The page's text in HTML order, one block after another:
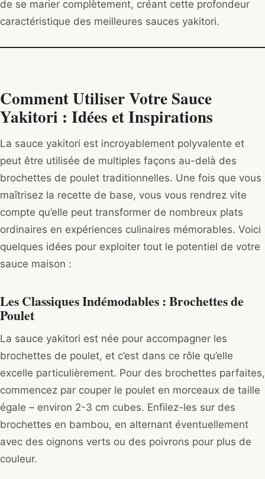
de se marier complètement, créant cette profondeur
caractéristique des meilleures sauces yakitori.
Comment Utiliser Votre Sauce
Yakitori : Idées et Inspirations
La sauce yakitori est incroyablement polyvalente et
peut être utilisée de multiples façons au-delà des
brochettes de poulet traditionnelles. Une fois que vous
maîtrisez la recette de base, vous vous rendrez vite
compte qu’elle peut transformer de nombreux plats
ordinaires en expériences culinaires mémorables. Voici
quelques idées pour exploiter tout le potentiel de votre
sauce maison :
Les Classiques Indémodables : Brochettes de
Poulet
La sauce yakitori est née pour accompagner les
brochettes de poulet, et c’est dans ce rôle qu’elle
excelle particulièrement. Pour des brochettes parfaites,
commencez par couper le poulet en morceaux de taille
égale – environ 2-3 cm cubes. Enfilez-les sur des
brochettes en bambou, en alternant éventuellement
avec des oignons verts ou des poivrons pour plus de
couleur.